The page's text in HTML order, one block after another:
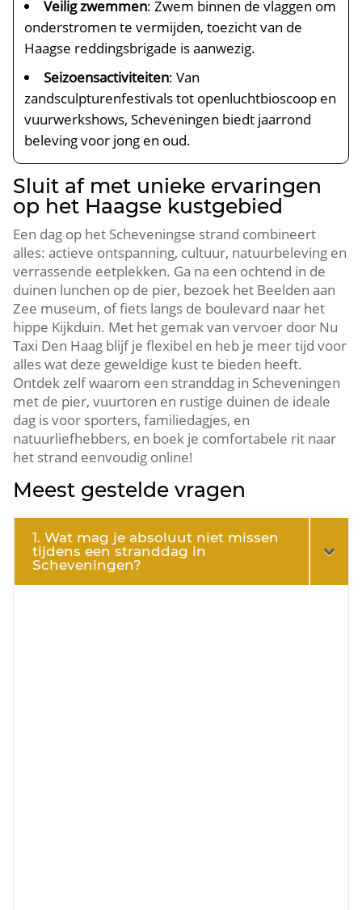
Veilig zwemmen: Zwem binnen de vlaggen om
onderstromen te vermijden, toezicht van de
Haagse reddingsbrigade is aanwezig.​
Seizoensactiviteiten: Van
zandsculpturenfestivals tot openluchtbioscoop en
vuurwerkshows, Scheveningen biedt jaarrond
beleving voor jong en oud.​
Sluit af met unieke ervaringen
op het Haagse kustgebied
Een dag op het Scheveningse strand combineert
alles: actieve ontspanning, cultuur, natuurbeleving en
verrassende eetplekken.​ Ga na een ochtend in de
duinen lunchen op de pier, bezoek het Beelden aan
Zee museum, of fiets langs de boulevard naar het
hippe Kijkduin.​ Met het gemak van vervoer door Nu
Taxi Den Haag blijf je flexibel en heb je meer tijd voor
alles wat deze geweldige kust te bieden heeft.​
Ontdek zelf waarom een stranddag in Scheveningen
met de pier, vuurtoren en rustige duinen de ideale
dag is voor sporters, familiedagjes, en
natuurliefhebbers, en boek je comfortabele rit naar
het strand eenvoudig online!
Meest gestelde vragen
1. Wat mag je absoluut niet missen
tijdens een stranddag in
Scheveningen?